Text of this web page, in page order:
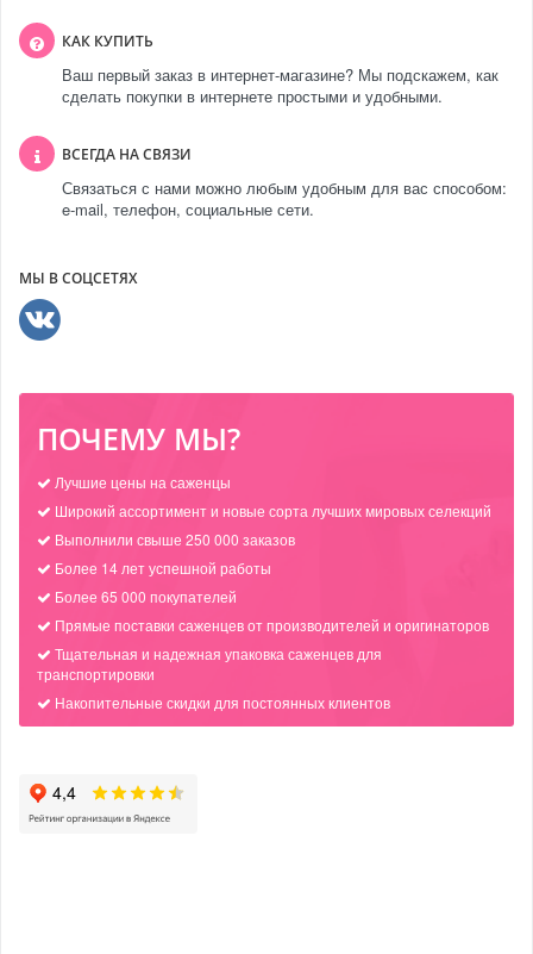
КАК КУПИТЬ
Ваш первый заказ в интернет-магазине? Мы подскажем, как
сделать покупки в интернете простыми и удобными.
ВСЕГДА НА СВЯЗИ
Связаться с нами можно любым удобным для вас способом:
e-mail, телефон, социальные сети.
МЫ В СОЦСЕТЯХ
ПОЧЕМУ МЫ?
Лучшие цены на саженцы
Широкий ассортимент и новые сорта лучших мировых селекций
Выполнили свыше 250 000 заказов
Более 14 лет успешной работы
Более 65 000 покупателей
Прямые поставки саженцев от производителей и оригинаторов
Тщательная и надежная упаковка саженцев для
транспортировки
Накопительные скидки для постоянных клиентов